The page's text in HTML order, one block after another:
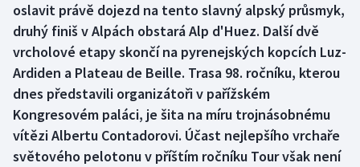
Golf
Gymnastika
Házená
Jezdectví
oslavit právě dojezd na tento slavný alpský průsmyk,
druhý finiš v Alpách obstará Alp d'Huez. Další dvě
vrcholové etapy skončí na pyrenejských kopcích Luz-
Ardiden a Plateau de Beille. Trasa 98. ročníku, kterou
dnes představili organizátoři v pařížském
Kongresovém paláci, je šita na míru trojnásobnému
vítězi Albertu Contadorovi. Účast nejlepšího vrchaře
světového pelotonu v příštím ročníku Tour však není